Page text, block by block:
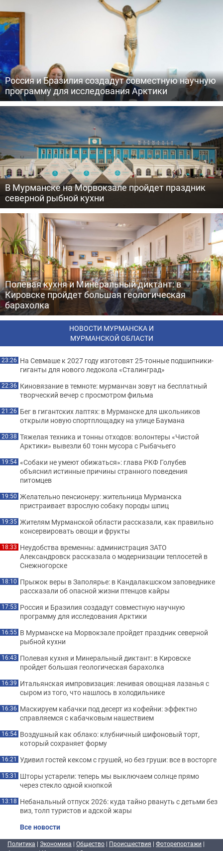
Россия и Бразилия создадут совместную научную
программу для исследования Арктики
В Мурманске на Морвокзале пройдет праздник
северной рыбной кухни
Полевая кухня и Минеральный диктант: в
Кировске пройдет большая геологическая
барахолка
НОВОСТИ МУРМАНСКА И
МУРМАНСКОЙ ОБЛАСТИ
23:26 На Севмаше к 2027 году изготовят 25-тонные подшипники-
гиганты для нового ледокола «Сталинград»
22:36 Киновязание в темноте: мурманчан зовут на бесплатный
творческий вечер с просмотром фильма
21:26 Бег в гигантских лаптях: в Мурманске для школьников
открыли новую спортплощадку на улице Баумана
20:38 Тяжелая техника и тонны отходов: волонтеры «Чистой
Арктики» вывезли 60 тонн мусора с Рыбачьего
19:54 «Собаки не умеют обижаться»: глава РКФ Голубев
объяснил истинные причины странного поведения
питомцев
19:50 Желательно пенсионеру: жительница Мурманска
пристраивает взрослую собаку породы шпиц
19:35 Жителям Мурманской области рассказали, как правильно
консервировать овощи и фрукты
18:33 Неудобства временны: администрация ЗАТО
Александровск рассказала о модернизации теплосетей в
Снежногорске
18:10 Прыжок веры в Заполярье: в Кандалакшском заповеднике
рассказали об опасной жизни птенцов кайры
17:53 Россия и Бразилия создадут совместную научную
программу для исследования Арктики
16:55 В Мурманске на Морвокзале пройдет праздник северной
рыбной кухни
16:43 Полевая кухня и Минеральный диктант: в Кировске
пройдет большая геологическая барахолка
16:39 Итальянская импровизация: ленивая овощная лазанья с
сыром из того, что нашлось в холодильнике
16:36 Маскируем кабачки под десерт из кофейни: эффектно
справляемся с кабачковым нашествием
16:54 Воздушный как облако: клубничный шифоновый торт,
который сохраняет форму
16:21 Удивил гостей кексом с грушей, но без груши: все в восторге
15:31 Шторы устарели: теперь мы выключаем солнце прямо
через стекло одной кнопкой
13:18 Небанальный отпуск 2026: куда тайно рвануть с детьми без
виз, толп туристов и адской жары
Все новости
Политика | Экономика | Общество | Происшествия | Фоторепортажи |